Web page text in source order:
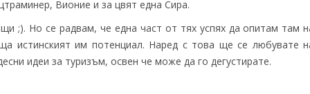
Вионие и за цвят една Сира.
;). Но се радвам, че една част от тях успях да опитам там
истинският им потенциал. Наред с това ще се любувате
идеи за туризъм, освен че може да го дегустирате.